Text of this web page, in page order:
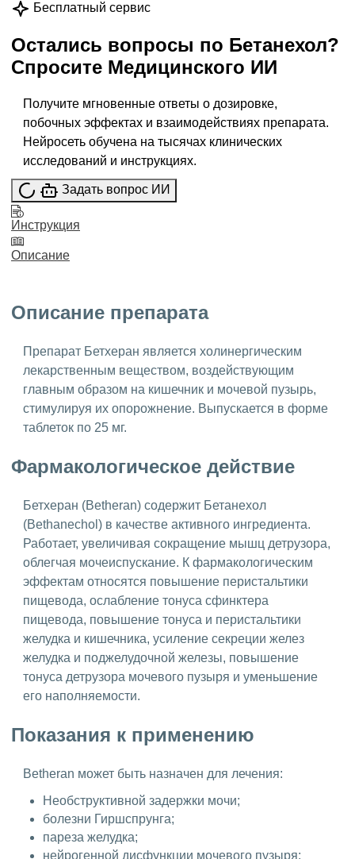
Бесплатный сервис
Остались вопросы по Бетанехол?
Спросите Медицинского ИИ
Получите мгновенные ответы о дозировке,
побочных эффектах и взаимодействиях препарата.
Нейросеть обучена на тысячах клинических
исследований и инструкциях.
Задать вопрос ИИ
Инструкция
Описание
Описание препарата
Препарат Бетхеран является холинергическим
лекарственным веществом, воздействующим
главным образом на кишечник и мочевой пузырь,
стимулируя их опорожнение. Выпускается в форме
таблеток по 25 мг.
Фармакологическое действие
Бетхеран (Betheran) содержит Бетанехол
(Bethanechol) в качестве активного ингредиента.
Работает, увеличивая сокращение мышц детрузора,
облегчая мочеиспускание. К фармакологическим
эффектам относятся повышение перистальтики
пищевода, ослабление тонуса сфинктера
пищевода, повышение тонуса и перистальтики
желудка и кишечника, усиление секреции желез
желудка и поджелудочной желе­зы, повышение
тонуса детрузора мочевого пузыря и уменьшение
его наполня­емости.
Показания к применению
Betheran может быть назначен для лечения:
Необструктивной задержки мочи;
болезни Гиршспрунга;
пареза желудка;
нейрогенной дисфункции мочевого пузыря;